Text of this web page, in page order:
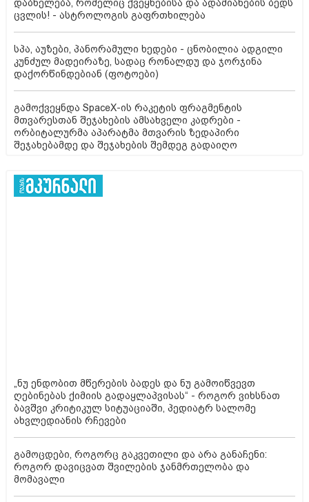
"12 აგვისტოს სამყარო გადატრიალდება": მზის სრული
დაბნელება, რომელიც ქვეყნებისა და ადამიანების ბედს
ცვლის! - ასტროლოგის გაფრთხილება
სპა, აუზები, პანორამული ხედები - ცნობილია ადგილი
კუნძულ მადეირაზე, სადაც რონალდუ და ჯორჯინა
დაქორწინდებიან (ფოტოები)
გამოქვეყნდა SpaceX-ის რაკეტის ფრაგმენტის
მთვარესთან შეჯახების ამსახველი კადრები -
ორბიტალურმა აპარატმა მთვარის ზედაპირი
„ნუ ენდობით მწერების ბადეს და ნუ გამოიწვევთ
ღებინებას ქიმიის გადაყლაპვისას“ - როგორ ვიხსნათ
ბავშვი კრიტიკულ სიტუაციაში, პედიატრ სალომე
ახვლედიანის რჩევები
გამოცდები, როგორც გაკვეთილი და არა განაჩენი:
როგორ დავიცვათ შვილების ჯანმრთელობა და
მომავალი